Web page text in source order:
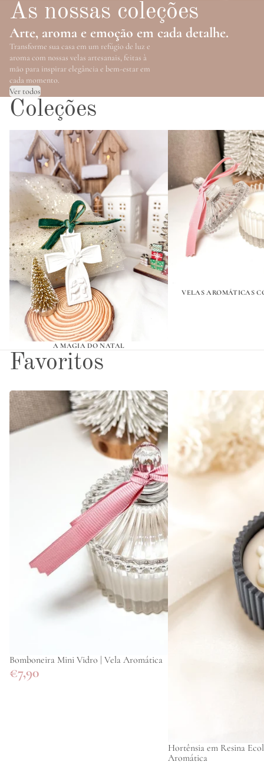
As nossas coleções
Arte, aroma e emoção em cada detalhe.
Transforme sua casa em um refúgio de luz e
aroma com nossas velas artesanais, feitas à
mão para inspirar elegância e bem-estar em
cada momento.
Ver todos
Coleções
A magia do Natal
A MAGIA DO NATAL
Velas Aromáticas Copo de
VELAS AROMÁTICAS
Favoritos
Bomboneira Mini Vidro | Vela Aromática
€7,90
Hortênsia em Resina
Aromática